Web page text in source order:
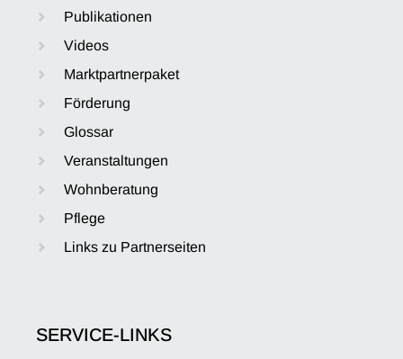
Publikationen
Videos
Marktpartnerpaket
Förderung
Glossar
Veranstaltungen
Wohnberatung
Pflege
Links zu Partnerseiten
SERVICE-LINKS